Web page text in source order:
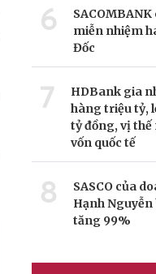
6
miễn nhiệm
Đốc
7
HDBank gia
hàng triệu tỷ,
tỷ đồng, vị
vốn quốc tế
8
SASCO của
Hạnh
tăng 99%